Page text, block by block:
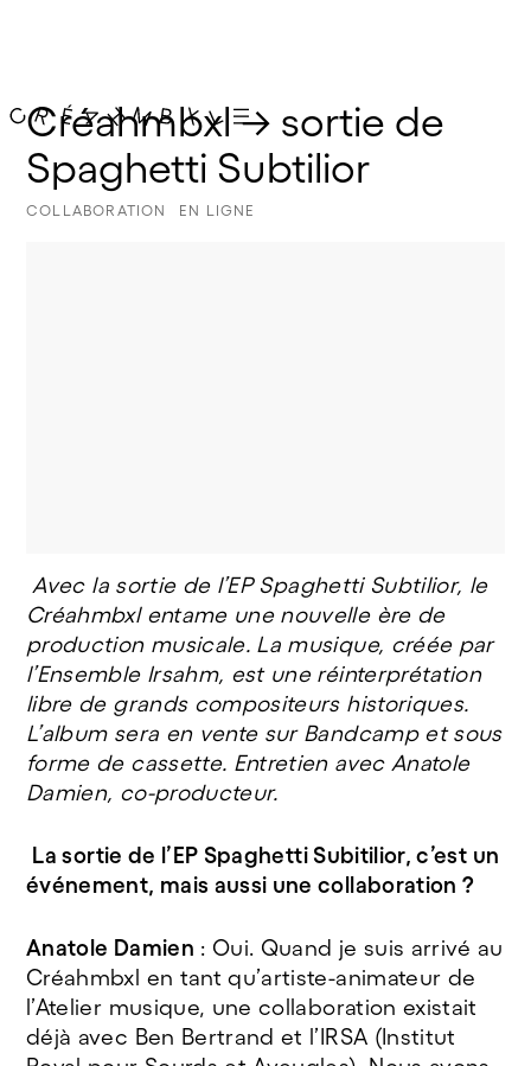
Créahmbxl → sortie de
Spaghetti Subtilior
COLLABORATION EN LIGNE
Avec la sortie de l’EP Spaghetti Subtilior, le
Créahmbxl entame une nouvelle ère de
production musicale. La musique, créée par
l’Ensemble Irsahm, est une réinterprétation
libre de grands compositeurs historiques.
L’album sera en vente sur Bandcamp et sous
forme de cassette. Entretien avec Anatole
Damien, co-producteur.
La sortie de l’EP Spaghetti Subitilior, c’est un
événement, mais aussi une collaboration ?
Anatole Damien : Oui. Quand je suis arrivé au
Créahmbxl en tant qu’artiste-animateur de
l’Atelier musique, une collaboration existait
déjà avec Ben Bertrand et l’IRSA (Institut